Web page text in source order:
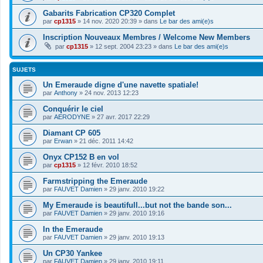
Gabarits Fabrication CP320 Complet
par cp1315 » 14 nov. 2020 20:39 » dans Le bar des ami(e)s
Inscription Nouveaux Membres / Welcome New Members
par cp1315 » 12 sept. 2004 23:23 » dans Le bar des ami(e)s
SUJETS
Un Emeraude digne d'une navette spatiale!
par Anthony » 24 nov. 2013 12:23
Conquérir le ciel
par AERODYNE » 27 avr. 2017 22:29
Diamant CP 605
par Erwan » 21 déc. 2011 14:42
Onyx CP152 B en vol
par cp1315 » 12 févr. 2010 18:52
Farmstripping the Emeraude
par FAUVET Damien » 29 janv. 2010 19:22
My Emeraude is beautifull...but not the bande son...
par FAUVET Damien » 29 janv. 2010 19:16
In the Emeraude
par FAUVET Damien » 29 janv. 2010 19:13
Un CP30 Yankee
par FAUVET Damien » 29 janv. 2010 19:11